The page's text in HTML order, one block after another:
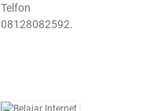
Telfon
08128082592.